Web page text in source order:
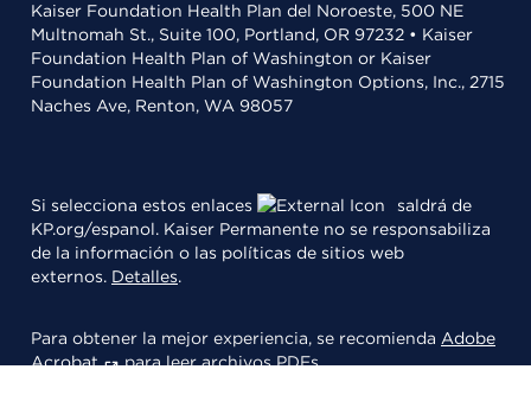
Kaiser Foundation Health Plan del Noroeste, 500 NE
Multnomah St., Suite 100, Portland, OR 97232 • Kaiser
Foundation Health Plan of Washington or Kaiser
Foundation Health Plan of Washington Options, Inc., 2715
Naches Ave, Renton, WA 98057
Si selecciona estos enlaces
saldrá de
KP.org/espanol. Kaiser Permanente no se responsabiliza
de la información o las políticas de sitios web
externos. Detalles.
Para obtener la mejor experiencia, se recomienda Adobe
Acrobat
para leer archivos PDFs.